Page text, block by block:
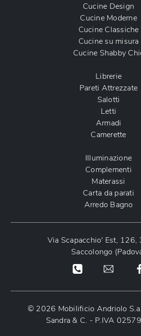
Cucine Design
Cucine Moderne
Cucine Classiche
Cucine su misura
Cucine Shabby
Librerie
Pareti Attrezzate
Salotti
Letti
Armadi
Camerette
Illuminazione
Complementi
Materassi
Carta da parati
Arredo Bagno
Via Scapacchio' Est,
Saccolongo
© 2026 Mobilificio Andriolo
Sandra & C. - P.IVA